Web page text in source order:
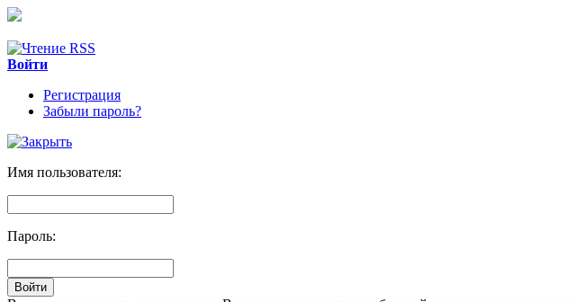
Войти
Регистрация
Забыли пароль?
Имя пользователя:
Пароль: